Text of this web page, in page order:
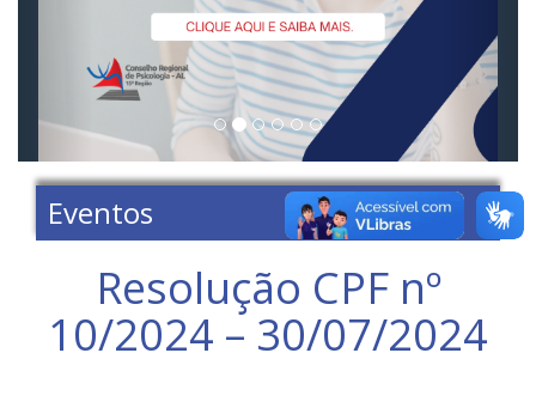
Eventos
Resolução CPF nº
10/2024 – 30/07/2024